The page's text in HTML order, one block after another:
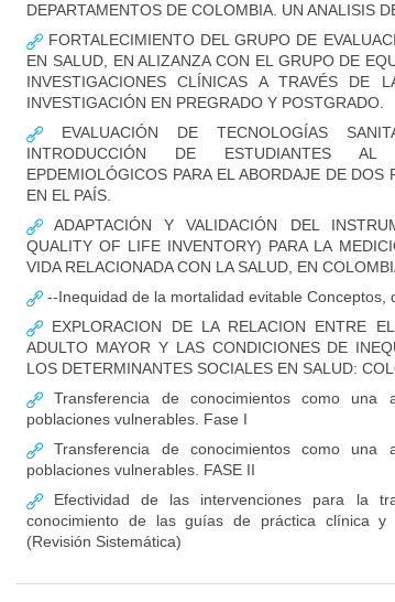
DEPARTAMENTOS DE COLOMBIA. UN ANALISIS
FORTALECIMIENTO DEL GRUPO DE
EN SALUD, EN ALIZANZA CON EL GRUPO DE
INVESTIGACIONES CLÍNICAS A TRAVÉS DE
INVESTIGACIÓN EN PREGRADO Y POSTGRADO.
EVALUACIÓN DE TECNOLOGÍAS
INTRODUCCIÓN DE ESTUDIANTES
EPDEMIOLÓGICOS PARA EL ABORDAJE DE
EN EL PAÍS.
ADAPTACIÓN Y VALIDACIÓN DEL
QUALITY OF LIFE INVENTORY) PARA LA
VIDA RELACIONADA CON LA SALUD, EN
--Inequidad de la mortalidad evitable Conceptos,
EXPLORACION DE LA RELACION ENTRE
ADULTO MAYOR Y LAS CONDICIONES DE
LOS DETERMINANTES SOCIALES EN SALUD:
Transferencia de conocimientos como
poblaciones vulnerables. Fase I
Transferencia de conocimientos como
poblaciones vulnerables. FASE II
Efectividad de las intervenciones para la
conocimiento de las guías de práctica clínica y
(Revisión Sistemática)